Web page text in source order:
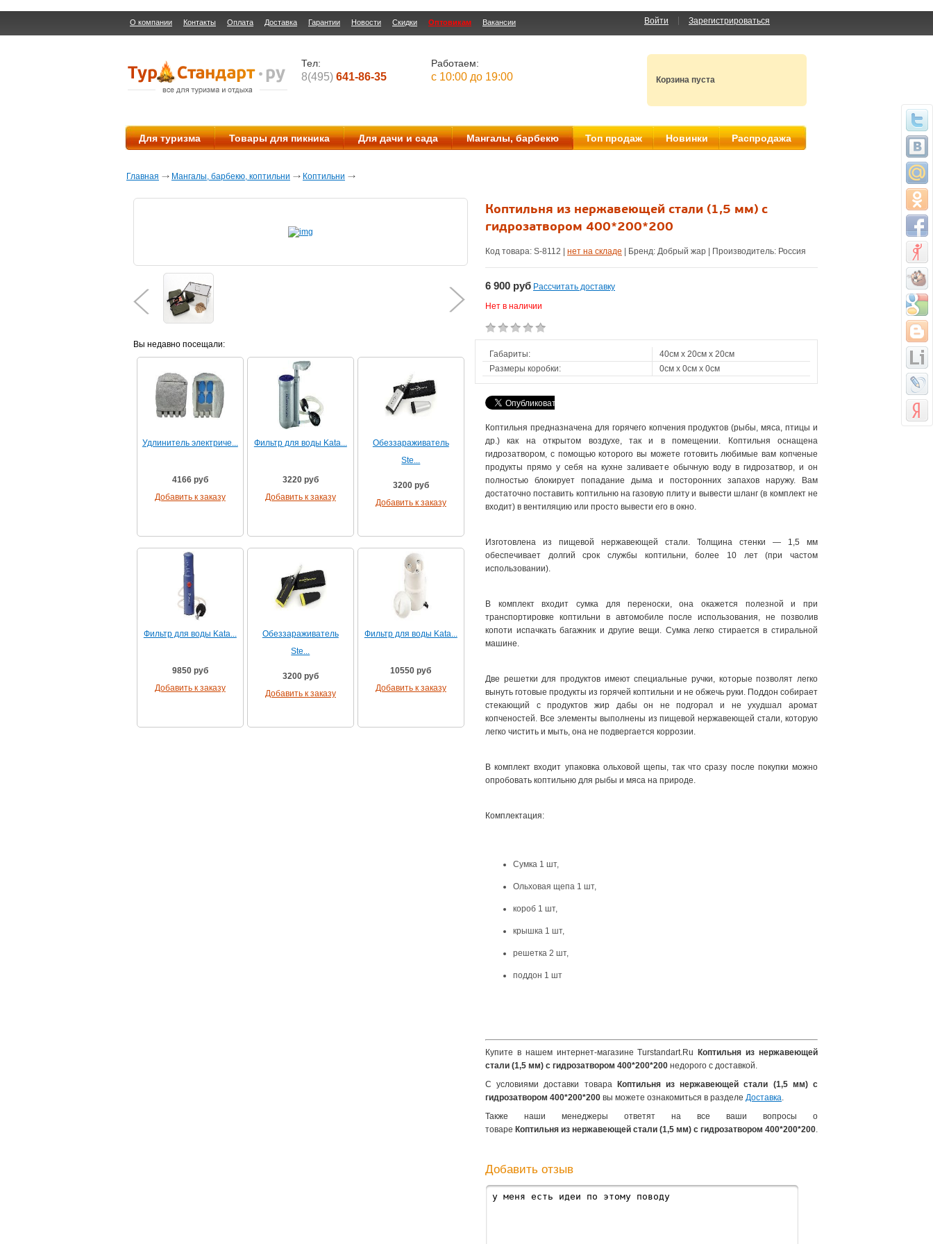
Войти Зарегистрироваться
О компании Контакты Оплата Доставка Гарантии Новости Скидки Оптовикам Вакансии
Тел:
8(495) 641-86-35
Работаем:
с 10:00 до 19:00 Корзина пуста
Для туризма Товары для пикника Для дачи и сада Мангалы, барбекю Топ продаж Новинки Распродажа
Главная Мангалы, барбекю, коптильни Коптильни
Вы недавно посещали:
Удлинитель электриче...
4166 руб
Добавить к заказу
Фильтр для воды Kata...
3220 руб
Добавить к заказу
Обеззараживатель
Ste...
3200 руб
Добавить к заказу
Фильтр для воды Kata...
9850 руб
Добавить к заказу
Обеззараживатель
Ste...
3200 руб
Добавить к заказу
Фильтр для воды Kata...
10550 руб
Добавить к заказу
Коптильня из нержавеющей стали (1,5 мм) c
гидрозатвором 400*200*200
Код товара: S-8112 нет на складе | Бренд: Добрый жар | Производитель: Россия
6 900 руб Рассчитать доставку
Нет в наличии
Габариты:
40см x 20см x 20см
Размеры коробки:
0см x 0см x 0см
Коптильня предназначена для горячего копчения продуктов (рыбы, мяса, птицы и
др.) как на открытом воздухе, так и в помещении. Коптильня оснащена
гидрозатвором, с помощью которого вы можете готовить любимые вам копченые
продукты прямо у себя на кухне заливаете обычную воду в гидрозатвор, и он
полностью блокирует попадание дыма и посторонних запахов наружу. Вам
достаточно поставить коптильню на газовую плиту и вывести шланг (в комплект не
входит) в вентиляцию или просто вывести его в окно.
Изготовлена из пищевой нержавеющей стали. Толщина стенки — 1,5 мм
обеспечивает долгий срок службы коптильни, более 10 лет (при частом
использовании).
В комплект входит сумка для переноски, она окажется полезной и при
транспортировке коптильни в автомобиле после использования, не позволив
копоти испачкать багажник и другие вещи. Сумка легко стирается в стиральной
машине.
Две решетки для продуктов имеют специальные ручки, которые позволят легко
вынуть готовые продукты из горячей коптильни и не обжечь руки. Поддон собирает
стекающий с продуктов жир дабы он не подгорал и не ухудшал аромат
копченостей. Все элементы выполнены из пищевой нержавеющей стали, которую
легко чистить и мыть, она не подвергается коррозии.
В комплект входит упаковка ольховой щепы, так что сразу после покупки можно
опробовать коптильню для рыбы и мяса на природе.
Комплектация:
Сумка 1 шт,
Ольховая щепа 1 шт,
короб 1 шт,
крышка 1 шт,
решетка 2 шт,
поддон 1 шт
Купите в нашем интернет-магазине Turstandart.Ru
Коптильня из нержавеющей
стали (1,5 мм) c гидрозатвором 400*200*200 недорого с доставкой.
С условиями доставки товара
Коптильня из нержавеющей стали (1,5 мм) c
гидрозатвором 400*200*200 вы можете ознакомиться в разделе Доставка.
Также наши менеджеры ответят на все ваши вопросы о
товаре Коптильня из нержавеющей стали (1,5 мм) c гидрозатвором 400*200*200.
Добавить отзыв